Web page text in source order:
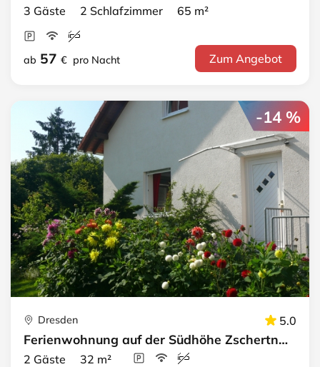
3 Gäste 2 Schlafzimmer 65 m²
ab 57 € pro Nacht Zum Angebot
-14 %
Dresden 5.0
Ferienwohnung auf der Südhöhe Zschertnitz
2 Gäste 32 m²